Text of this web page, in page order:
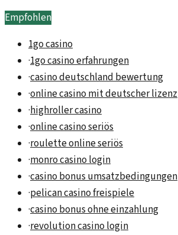
Rollen für Schauspieler und die Kultur.
Empfohlen
1go casino
·1go casino erfahrungen
·casino deutschland bewertung
·online casino mit deutscher lizenz
·highroller casino
·online casino seriös
·roulette online seriös
·monro casino login
·casino bonus umsatzbedingungen
·pelican casino freispiele
·casino bonus ohne einzahlung
·revolution casino login